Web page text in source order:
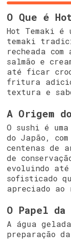
O Que é
Hot Temaki é
temaki
recheada
salmão e
até ficar
fritura
textura e
A Origem
O sushi é
do Japão,
centenas de
de
evoluindo
sofisticado
apreciado ao
O Papel da
A água
preparação